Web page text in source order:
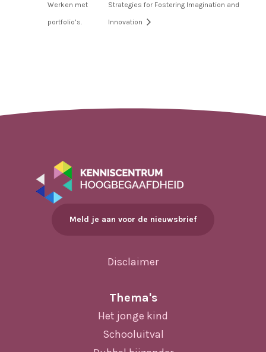
Werken met
portfolio’s.
Strategies for Fostering Imagination and
Innovation
Meld je aan voor de nieuwsbrief
Disclaimer
Thema's
Het jonge kind
Schooluitval